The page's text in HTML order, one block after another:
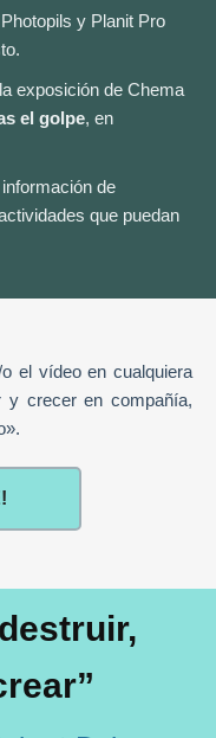
y Planit Pro
exposición de Chema
el golpe, en
de
que puedan
el vídeo en cualquiera
y crecer en compañía,